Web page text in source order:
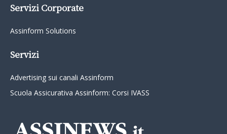
Servizi Corporate
Assinform Solutions
Servizi
Advertising sui canali Assinform
Scuola Assicurativa Assinform: Corsi IVASS